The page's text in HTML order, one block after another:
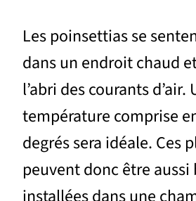
Les poinsettias se
dans un endroit chaud
l’abri des courants d’air.
température comprise
degrés sera idéale. Ces
peuvent donc être aussi